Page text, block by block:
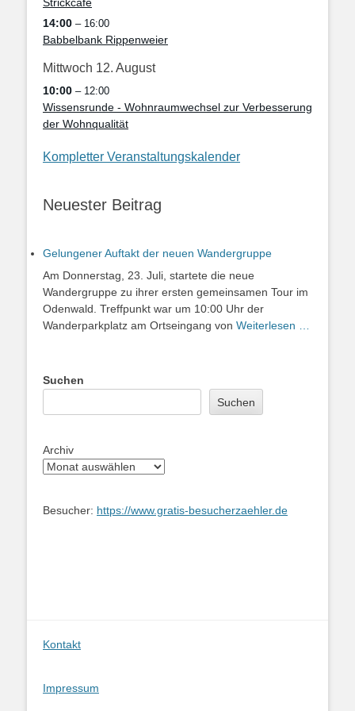
14:00 – 16:00
Babbelbank Rippenweier
Mittwoch 12. August
10:00 – 12:00
Wissensrunde - Wohnraumwechsel zur Verbesserung
der Wohnqualität
Kompletter Veranstaltungskalender
Neuester Beitrag
Gelungener Auftakt der neuen Wandergruppe
Am Donnerstag, 23. Juli, startete die neue
Wandergruppe zu ihrer ersten gemeinsamen Tour im
Odenwald. Treffpunkt war um 10:00 Uhr der
Wanderparkplatz am Ortseingang von Weiterlesen …
Suchen
Suchen
Archiv
Besucher: https://www.gratis-besucherzaehler.de
Kontakt
Impressum